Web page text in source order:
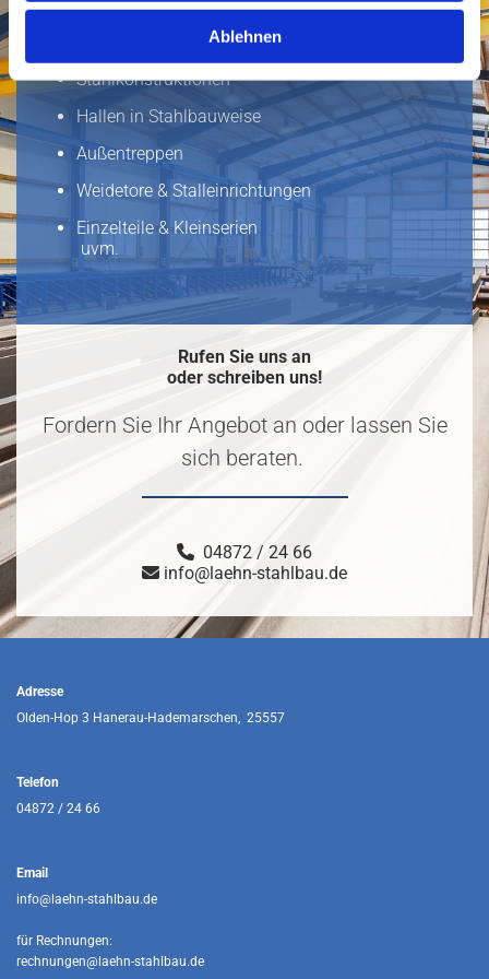
Ablehnen
Wir fertigen, liefern und montieren:
Stahlkonstruktionen
Hallen in Stahlbauweise
Außentreppen
Weidetore & Stalleinrichtungen
Einzelteile & Kleinserien
uvm.
Rufen Sie uns an
oder schreiben uns!
Fordern Sie Ihr Angebot an oder lassen Sie
sich beraten.
 04872 / 24 66
 info@laehn-stahlbau.de
Adresse
Olden-Hop 3 Hanerau-Hademarschen, 25557
Telefon
04872 / 24 66
Email
info@laehn-stahlbau.de
für Rechnungen:
rechnungen@laehn-stahlbau.de